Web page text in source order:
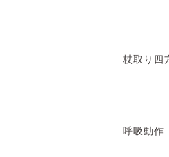
杖取り四
呼吸動作